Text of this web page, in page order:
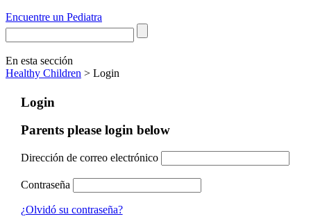
Encuentre un Pediatra
En esta sección
Healthy Children > Login
Login
Parents please login below
Dirección de correo electrónico
Contraseña
¿Olvidó su contraseña?